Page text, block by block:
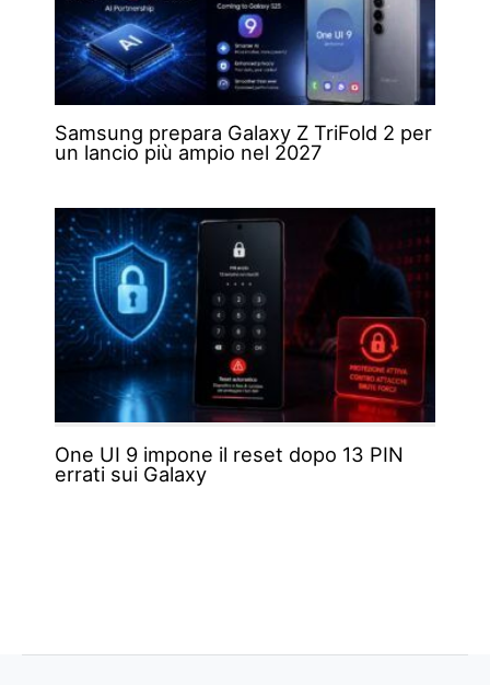
Samsung prepara Galaxy Z TriFold 2 per
un lancio più ampio nel 2027
One UI 9 impone il reset dopo 13 PIN
errati sui Galaxy